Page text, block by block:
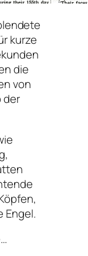
kurze
die
von
der
Engel.